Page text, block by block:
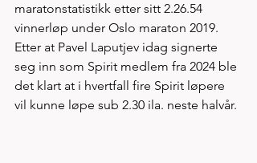
maratonstatistikk etter sitt 2.26.54
vinnerløp under Oslo maraton 2019.
Etter at Pavel Laputjev idag signerte
seg inn som Spirit medlem fra 2024 ble
det klart at i hvertfall fire Spirit løpere
vil kunne løpe sub 2.30 ila. neste halvår.